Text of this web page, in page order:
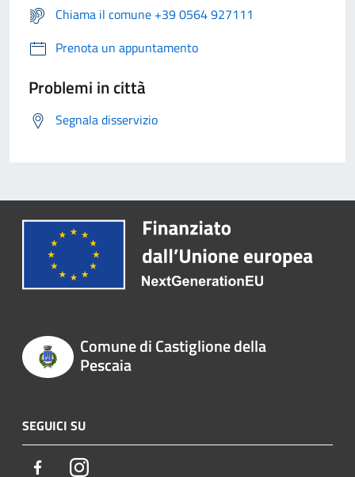
Chiama il comune +39 0564 927111
Prenota un appuntamento
Problemi in città
Segnala disservizio
Comune di Castiglione della
Pescaia
SEGUICI SU
FacebookInstagram